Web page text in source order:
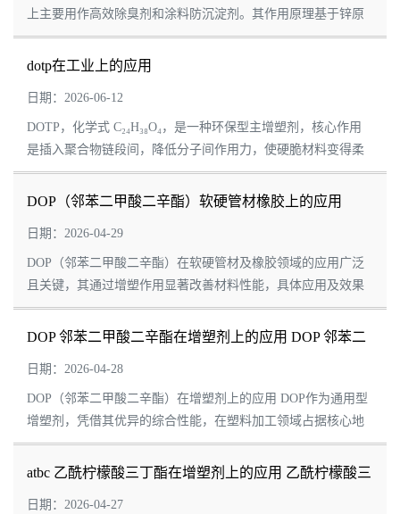
上主要用作高效除臭剂和涂料防沉淀剂。其作用原理基于锌原
子与特定分子的化学亲和力，使其在两个看似不相关的领域都
表现出色。 🔬 作用原理：关键...
dotp在工业上的应用
日期：2026-06-12
DOTP，化学式 C₂₄H₃₈O₄，是一种环保型主增塑剂，核心作用
是插入聚合物链段间，降低分子间作用力，使硬脆材料变得柔
软可塑。相比传统 DOP，它具有耐热、耐寒、低挥发、高绝
缘、低迁移等优势，且不含邻苯二甲酸盐，...
DOP（邻苯二甲酸二辛酯）软硬管材橡胶上的应用
DOP厂家介绍
日期：2026-04-29
DOP（邻苯二甲酸二辛酯）在软硬管材及橡胶领域的应用广泛
且关键，其通过增塑作用显著改善材料性能，具体应用及效果
如下： 一、软硬管材中的应用 PVC管材的核心增塑剂 DOP是
聚氯乙烯（PVC）管材...
DOP 邻苯二甲酸二辛酯在增塑剂上的应用 DOP 邻苯二
甲酸二辛酯厂家介绍
日期：2026-04-28
DOP（邻苯二甲酸二辛酯）在增塑剂上的应用 DOP作为通用型
增塑剂，凭借其优异的综合性能，在塑料加工领域占据核心地
位，尤其以聚氯乙烯（PVC）加工为核心应用场景，同时广泛
渗透至其他高聚物及工业领域。 ...
atbc 乙酰柠檬酸三丁酯在增塑剂上的应用 乙酰柠檬酸三
丁酯厂家介绍
日期：2026-04-27